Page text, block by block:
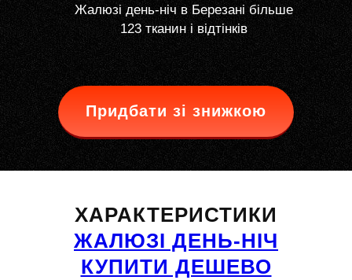
Жалюзі день-ніч в Березані більше
123 тканин і відтінків
Придбати зі знижкою
ХАРАКТЕРИСТИКИ
ЖАЛЮЗІ ДЕНЬ-НІЧ
КУПИТИ ДЕШЕВО